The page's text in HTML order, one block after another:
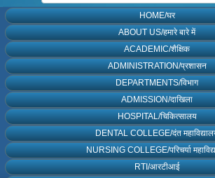
HOME/घर
ABOUT US/हमारे बारे में
ACADEMIC/शैक्षिक
ADMINISTRATION/प्रशासन
DEPARTMENTS/विभाग
ADMISSION/दाखिला
HOSPITAL/चिकित्सालय
DENTAL COLLEGE/दंत
NURSING COLLEGE/परिचर्या
RTI/आरटीआई